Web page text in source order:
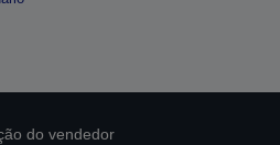
do vendedor